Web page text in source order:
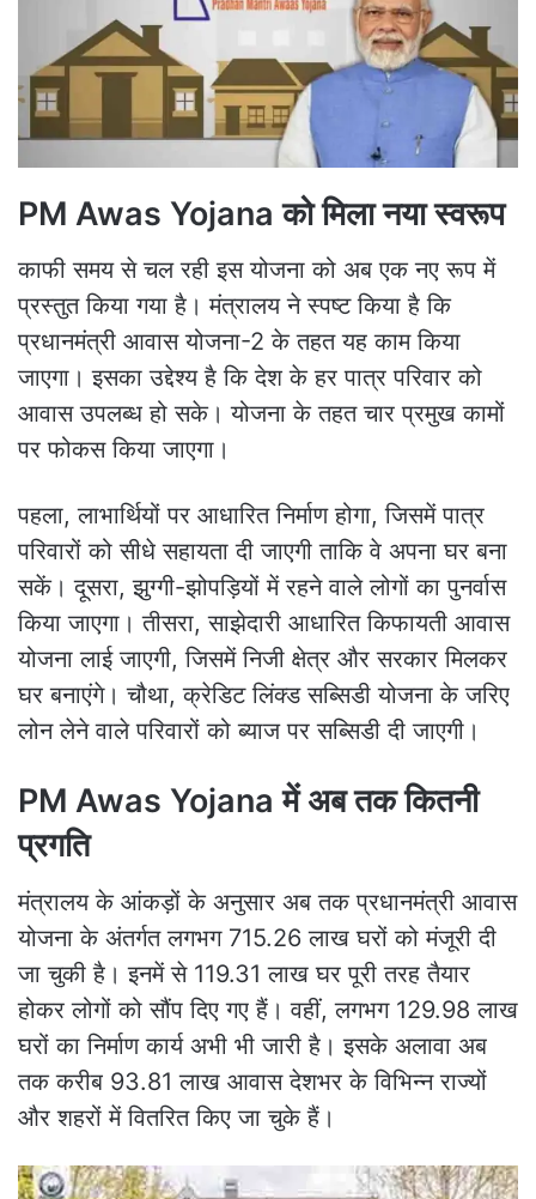
PM Awas Yojana को मिला नया स्वरूप
काफी समय से चल रही इस योजना को अब एक नए रूप में
प्रस्तुत किया गया है। मंत्रालय ने स्पष्ट किया है कि
प्रधानमंत्री आवास योजना-2 के तहत यह काम किया
जाएगा। इसका उद्देश्य है कि देश के हर पात्र परिवार को
आवास उपलब्ध हो सके। योजना के तहत चार प्रमुख कामों
पर फोकस किया जाएगा।
पहला, लाभार्थियों पर आधारित निर्माण होगा, जिसमें पात्र
परिवारों को सीधे सहायता दी जाएगी ताकि वे अपना घर बना
सकें। दूसरा, झुग्गी-झोपड़ियों में रहने वाले लोगों का पुनर्वास
किया जाएगा। तीसरा, साझेदारी आधारित किफायती आवास
योजना लाई जाएगी, जिसमें निजी क्षेत्र और सरकार मिलकर
घर बनाएंगे। चौथा, क्रेडिट लिंक्ड सब्सिडी योजना के जरिए
लोन लेने वाले परिवारों को ब्याज पर सब्सिडी दी जाएगी।
PM Awas Yojana में अब तक कितनी
प्रगति
मंत्रालय के आंकड़ों के अनुसार अब तक प्रधानमंत्री आवास
योजना के अंतर्गत लगभग 715.26 लाख घरों को मंजूरी दी
जा चुकी है। इनमें से 119.31 लाख घर पूरी तरह तैयार
होकर लोगों को सौंप दिए गए हैं। वहीं, लगभग 129.98 लाख
घरों का निर्माण कार्य अभी भी जारी है। इसके अलावा अब
तक करीब 93.81 लाख आवास देशभर के विभिन्न राज्यों
और शहरों में वितरित किए जा चुके हैं।